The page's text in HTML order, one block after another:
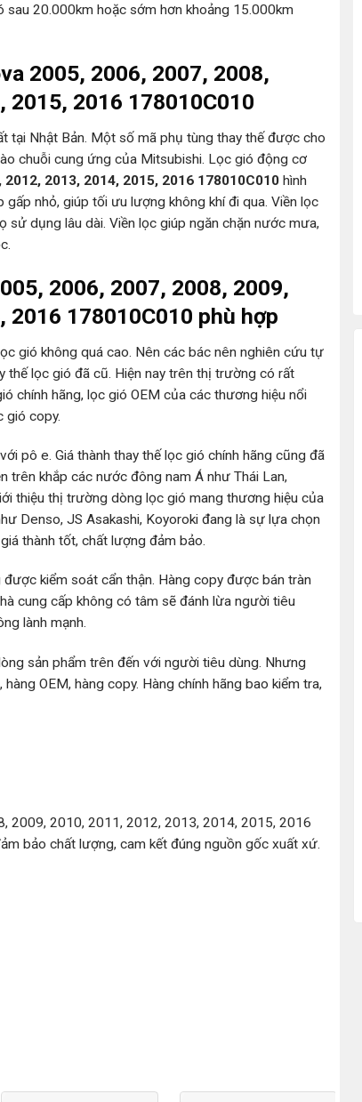
sau 20.000km hoặc sớm hơn khoảng 15.000km
2005, 2006, 2007, 2008,
2015, 2016 178010C010
tại Nhật Bản. Một số mã phụ tùng thay thế được cho
chuỗi cung ứng của Mitsubishi. Lọc gió động cơ
2013, 2014, 2015, 2016 178010C010 hình
nhỏ, giúp tối ưu lượng không khí đi qua. Viền lọc
dụng lâu dài. Viền lọc giúp ngăn chặn nước mưa,
2006, 2007, 2008, 2009,
2016 178010C010 phù hợp
gió không quá cao. Nên các bác nên nghiên cứu tự
thế lọc gió đã cũ. Hiện nay trên thị trường có rất
chính hãng, lọc gió OEM của các thương hiệu nổi
gió copy.
pô e. Giá thành thay thế lọc gió chính hãng cũng đã
trên khắp các nước đông nam Á như Thái Lan,
thiệu thị trường dòng lọc gió mang thương hiệu của
Denso, JS Asakashi, Koyoroki đang là sự lựa chọn
thành tốt, chất lượng đảm bảo.
kiểm soát cẩn thận. Hàng copy được bán tràn
cung cấp không có tâm sẽ đánh lừa người tiêu
lành mạnh.
sản phẩm trên đến với người tiêu dùng. Nhưng
OEM, hàng copy. Hàng chính hãng bao kiểm tra,
2009, 2010, 2011, 2012, 2013, 2014, 2015, 2016
bảo chất lượng, cam kết đúng nguồn gốc xuất xứ.